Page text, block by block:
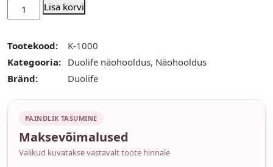
Lisa korvi
Tootekood:
K-1000
Kategooria: Duolife näohooldus, Näohooldus
Bränd:
Duolife
PAINDLIK TASUMINE
Maksevõimalused
Valikud kuvatakse vastavalt toote hinnale